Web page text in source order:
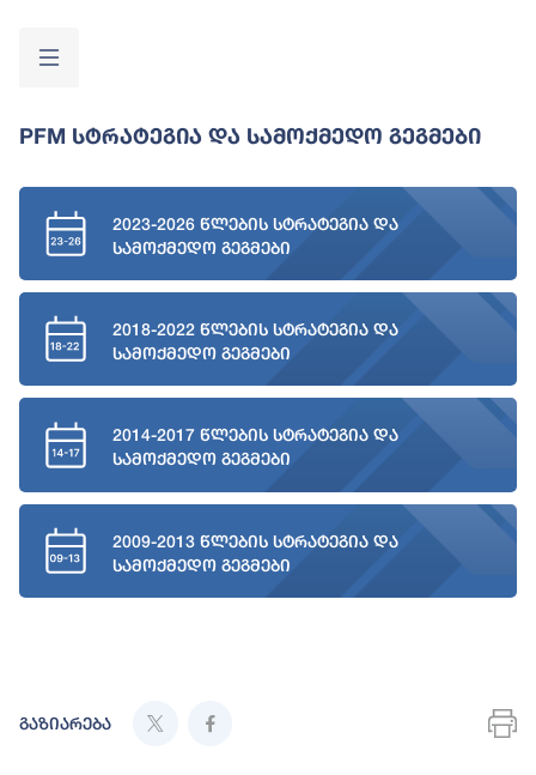
PFM Სტრატეგია Და Სამოქმედო Გეგმები
2023-2026 წლების სტრატეგია და
სამოქმედო გეგმები
2018-2022 წლების სტრატეგია და
სამოქმედო გეგმები
2014-2017 წლების სტრატეგია და
სამოქმედო გეგმები
2009-2013 წლების სტრატეგია და
სამოქმედო გეგმები
გაზიარება